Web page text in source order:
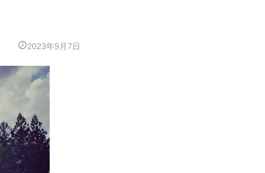
2023年9月7日